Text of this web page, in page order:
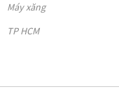
Máy xăng
TP HCM